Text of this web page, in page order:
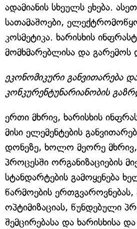
ადამიანის სხეულს ეხება.
სათამაშოები,
კოსმეტიკა. ხარისხის
მომხმარებლისა და გარემოს
ეკონომიკური განვითარება
კონკურენტუნარიანობის
ერთი მხრივ, ხარისხის
მისი ელემენტების
დონეზე, ხოლო მეორე მხრივ,
პროცესში ორგანიზაციების
სტანდარტების გამოყენება
წარმოების ერთგვაროვნებას,
ოპტიმიზაციას, წუნდებული
შემცირებასა და ხარისხისა